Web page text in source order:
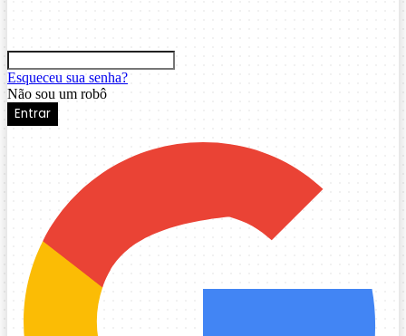
Esqueceu sua senha?
Não sou um robô
Entrar